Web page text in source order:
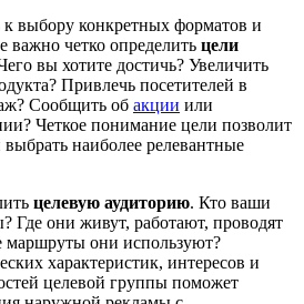
выбору конкретных форматов и
важно четко определить цели
вы хотите достичь? Увеличить
Привлечь посетителей в
Сообщить об акции или
Четкое понимание цели позволит
наиболее релевантные
целевую аудиторию. Кто ваши
Где они живут, работают, проводят
маршруты они используют?
характеристик, интересов и
целевой группы поможет